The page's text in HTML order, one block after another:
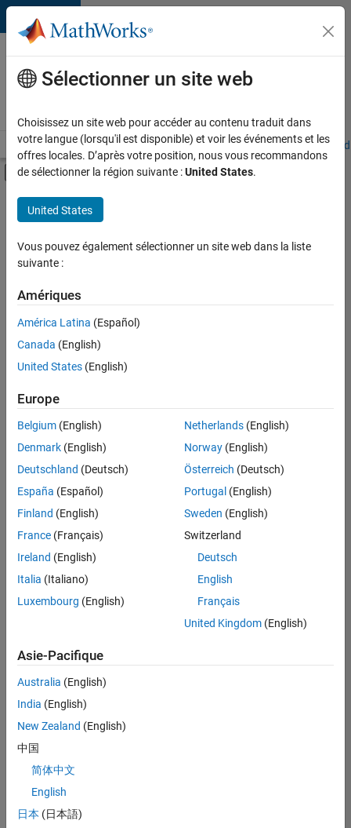
Passer au contenu
Votre
carrière
chez
Accueil Explorer nos opportunités Adresses de nos bureaux
Activer/désactiver l'affichage du menu
Contenu principal
FILTRER PAR
Globalisation
Développement de produits
Ingénierie des processus logiciels
Actuellement,
aucune
offre
d'emploi
correspondant
à vos
critères
de
recherche.
Vous
pouvez
élargir
votre
recherche
ou
afficher
l’ensemble
d'emploi.
malgré
tout
vous
trouvez
pas
d'offre
corresponde
Sélectionner un site web
Choisissez un site web pour accéder au contenu traduit dans
votre langue (lorsqu'il est disponible) et voir les événements et les
offres locales. D’après votre position, nous vous recommandons
de sélectionner la région suivante :United States.
United States
Vous pouvez également sélectionner un site web dans la liste
suivante :
Amériques
América Latina (Español)
Canada (English)
United States (English)
Europe
Belgium (English)
Denmark (English)
Deutschland (Deutsch)
España (Español)
Finland (English)
France (Français)
Ireland (English)
Italia (Italiano)
Luxembourg (English)
Netherlands(English)
Norway(English)
Österreich (Deutsch)
Portugal (English)
Sweden (English)
Switzerland
Deutsch
English
Français
United Kingdom(English)
Asie-Pacifique
Australia (English)
India (English)
New Zealand (English)
中国
简体中文
English
日本 (日本語)